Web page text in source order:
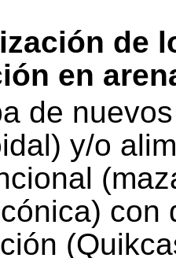
de
en
de
y/o
con